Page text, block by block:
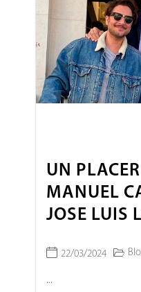
UN
MANUEL
JOSE LUIS
22/03/2024
...